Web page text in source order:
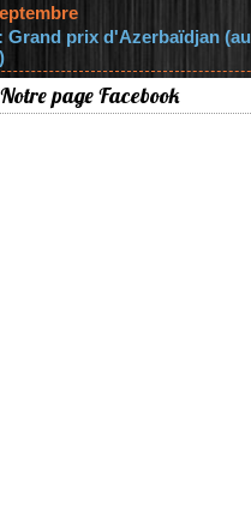
Grand prix d'Azerbaïdjan (au
Notre page Facebook